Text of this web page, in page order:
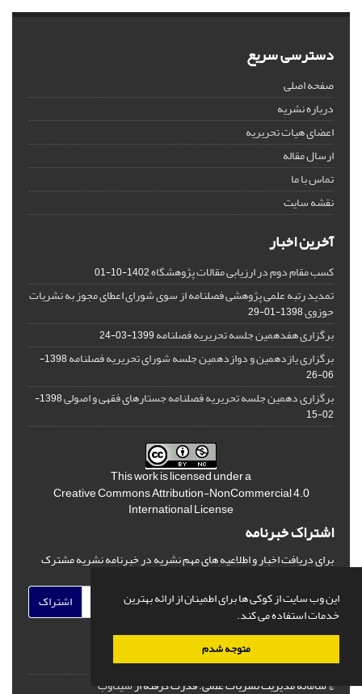
این وب سایت از کوکی ها برای اطمینان از ارائه بهترین
خدمات استفاده می کند.
متوجه شدم
دسترسی سریع
صفحه اصلی
درباره نشریه
اعضای هیات تحریریه
ارسال مقاله
تماس با ما
نقشه سایت
آخرین اخبار
کسب مقام دوم در ارزیابی مقالات پژوهشگاه1402-10-01
تمدید رتبه علمی پژوهشی فصلنامه از سوی شورای اعطای مجوز به نشریات
حوزوی1398-01-29
برگزاری هفدهمین جلسه تحریریه فصلنامه1399-03-24
برگزاری یازدهمین و دوازدهمین جلسه شورای تحریریه فصلنامه
1398-
06-26
برگزاری دهمین جلسه تحریریه فصلنامه جستارهای فقهی و اصولی
1398-
02-15
This work is licensed under a
Creative Commons Attribution-NonCommercial 4.0
International License
اشتراک خبرنامه
برای دریافت اخبار و اطلاعیه های مهم نشریه در خبرنامه نشریه مشترک
اشتراک
© سامانه مدیریت نشریات علمی.قدرت گرفته ازسیناوب